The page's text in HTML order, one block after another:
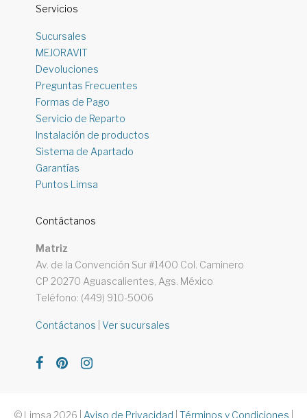
Servicios
Sucursales
MEJORAVIT
Devoluciones
Preguntas Frecuentes
Formas de Pago
Servicio de Reparto
Instalación de productos
Sistema de Apartado
Garantías
Puntos Limsa
Contáctanos
Matriz
Av. de la Convención Sur #1400 Col. Caminero
CP 20270 Aguascalientes, Ags. México
Teléfono: (449) 910-5006
Contáctanos |Ver sucursales
© Limsa 2026 Aviso de Privacidad Términos y Condiciones